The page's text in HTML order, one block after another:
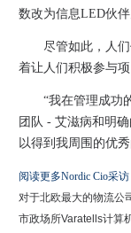
IBM可能已
微软留下
瑞典交易场
AXA通过
Mikko
思科在其
数改为信息LED伙伴
尽管如此，人
着让人们积极参与
“我在管理成功
团队 - 艾滋病和明
以得到我周围的优
阅读更多Nordic Cio采访
对于北欧最大的物流公
市政场所Varatells计算